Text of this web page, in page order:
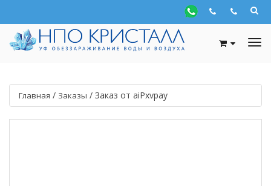
Главная / Заказы / Заказ от aiPxvpay